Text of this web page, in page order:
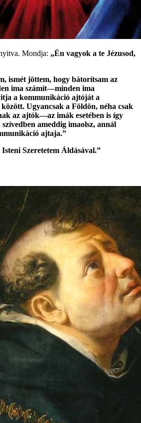
Mondja: „Én vagyok a te Jézusod,
ismét jöttem, hogy bátorítsam az
ima számít—minden ima
a kommunikáció ajtóját a
Ugyancsak a Földön, néha csak
az ajtók—az imák esetében is így
ameddig imaolsz, annál
ajtaja.”
Szeretetem Áldásával.”